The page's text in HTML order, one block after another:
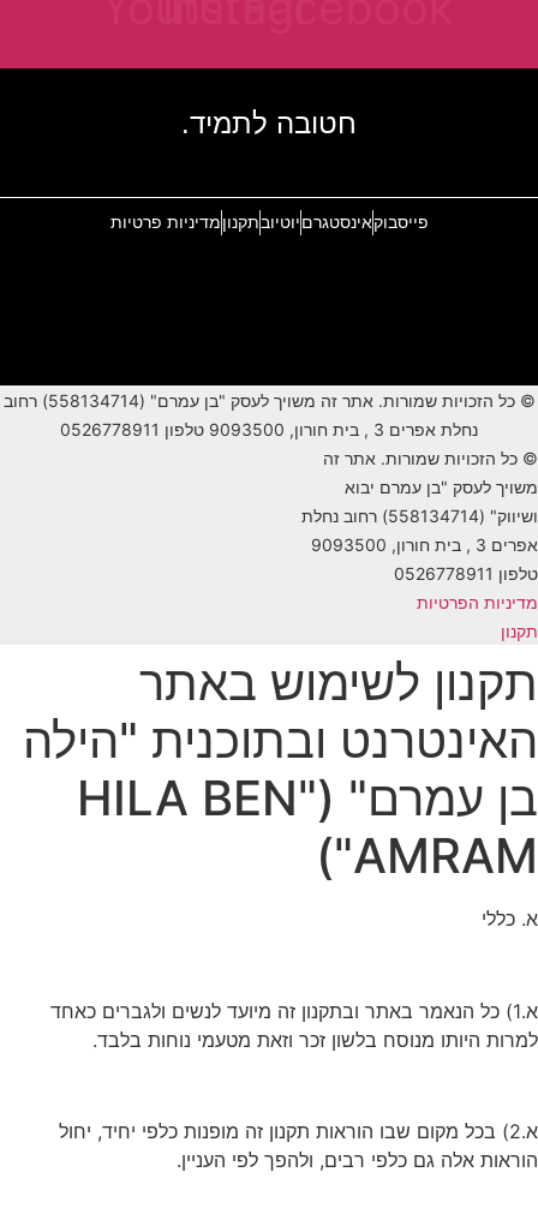
חטובה לתמיד.
פייסבוקאינסטגרםיוטיובתקנוןמדיניות פרטיות
© כל הזכויות שמורות. אתר זה משויך לעסק "בן עמרם" (558134714) רחוב
נחלת אפרים 3 , בית חורון, 9093500 טלפון 0526778911
© כל הזכויות שמורות. אתר זה
משויך לעסק "בן עמרם יבוא
ושיווק" (558134714) רחוב נחלת
אפרים 3 , בית חורון, 9093500
טלפון 0526778911
מדיניות הפרטיות
תקנון
תקנון לשימוש באתר
האינטרנט ובתוכנית "הילה
בן עמרם" ("HILA BEN
AMRAM")
א. כללי
א.1) כל הנאמר באתר ובתקנון זה מיועד לנשים ולגברים כאחד
למרות היותו מנוסח בלשון זכר וזאת מטעמי נוחות בלבד.
א.2) בכל מקום שבו הוראות תקנון זה מופנות כלפי יחיד, יחול
הוראות אלה גם כלפי רבים, ולהפך לפי העניין.